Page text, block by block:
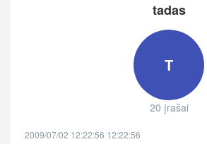
tadas
T
20 įrašai
2009/07/02 12:22:56 12:22:56